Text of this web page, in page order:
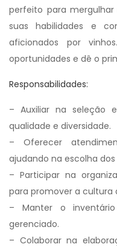
perfeito para
suas habilidades e
aficionados por
oportunidades e dê o
Responsabilidades:
– Auxiliar na seleção
qualidade e diversidade.
– Oferecer
ajudando na escolha dos
– Participar na
para promover a cultura
– Manter o
gerenciado.
– Colaborar na